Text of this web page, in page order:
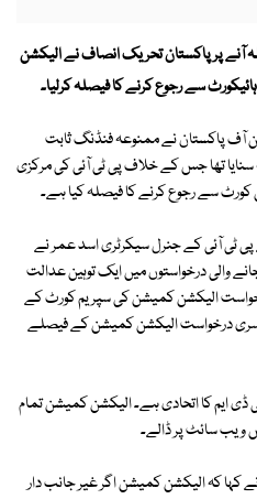
پر پاکستان تحریک انصاف نے الیکشن
سے رجوع کرنے کا فیصلہ کرلیا۔
آف پاکستان نے ممنوعہ فنڈنگ ثابت
تھا جس کے خلاف پی ٹی آئی کی مرکزی
سے رجوع کرنے کا فیصلہ کیا ہے۔
پی ٹی آئی کے جنرل سیکرٹری اسد عمر نے
جانے والی درخواستوں میں ایک توہین عدالت
الیکشن کمیشن کی سپریم کورٹ کے
درخواست الیکشن کمیشن کے فیصلے
ڈی ایم کا اتحادی ہے۔ الیکشن کمیشن تمام
ویب سائٹ پر ڈالے۔
کہا کہ الیکشن کمیشن اگر غیر جانب دار